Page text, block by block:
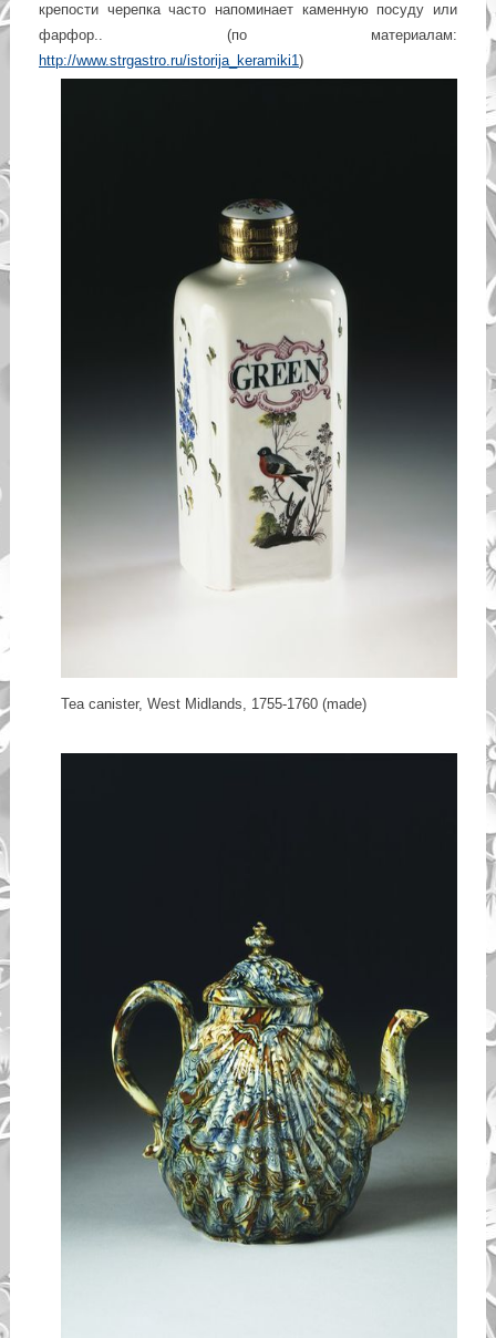
крепости черепка часто напоминает каменную посуду или
фарфор.. (по материалам:
http://www.strgastro.ru/istorija_keramiki1)
Tea canister, West Midlands, 1755-1760 (made)